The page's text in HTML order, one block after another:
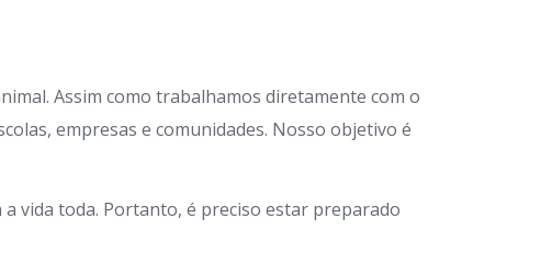
Assim como trabalhamos diretamente com o
empresas e comunidades. Nosso objetivo é
vida toda. Portanto, é preciso estar preparado